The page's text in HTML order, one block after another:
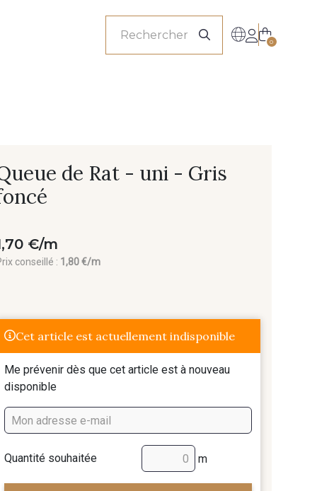
0
de Rat - uni - Gris
€/m
conseillé : 1,80 €/m
Cet article est actuellement indisponible
Me prévenir dès que cet article est à nouveau
disponible
Quantité souhaitée m